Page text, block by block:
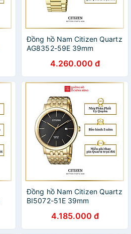
Đồng hồ Nam Citizen Quartz
AG8352-59E 39mm
4.260.000 đ
Đồng hồ Nam Citizen Quartz
BI5072-51E 39mm
4.185.000 đ